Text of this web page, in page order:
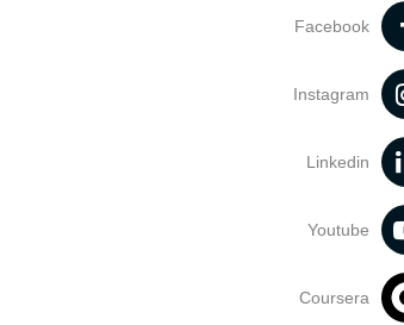
Facebook
Instagram
Linkedin
Youtube
Coursera